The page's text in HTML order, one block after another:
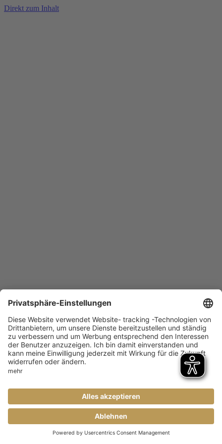
Direkt zum Inhalt